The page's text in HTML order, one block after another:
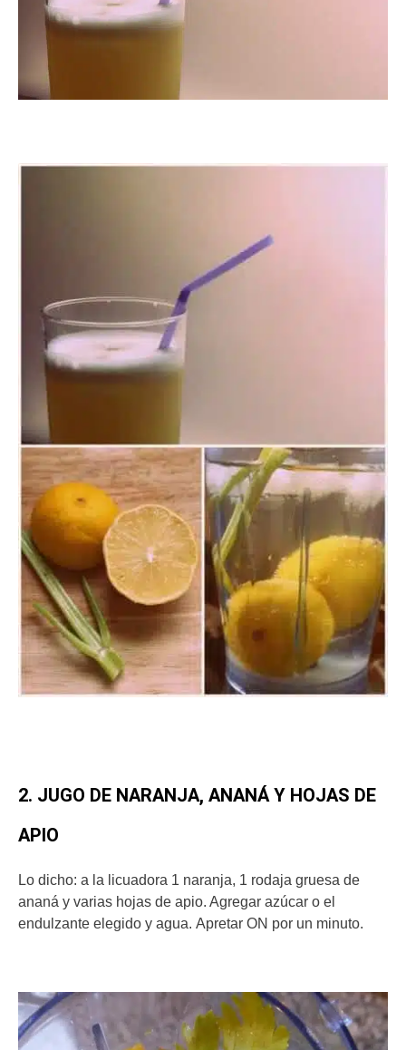
2. JUGO DE NARANJA, ANANÁ Y HOJAS DE
APIO
Lo dicho: a la licuadora 1 naranja, 1 rodaja gruesa de
ananá y varias hojas de apio. Agregar azúcar o el
endulzante elegido y agua. Apretar ON por un minuto.